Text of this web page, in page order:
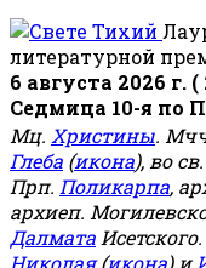
литературной
6 августа 2026 г.
Седмица 10-я по
Мц. Христины.
Глеба (икона), во
Прп. Поликарпа,
архиеп.
Далмата
Николая(икона) и